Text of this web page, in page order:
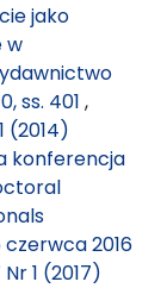
jako
w
ss. 401 ,
(2014)
konferencja
2016
1 (2017)